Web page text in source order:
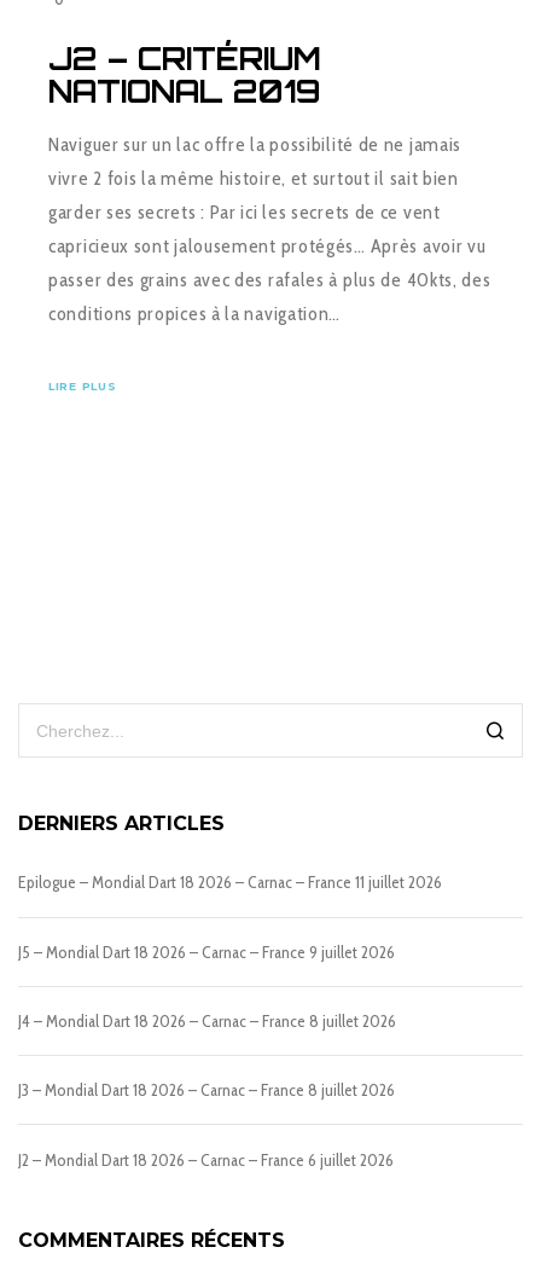
J2 – CRITÉRIUM
NATIONAL 2019
Naviguer sur un lac offre la possibilité de ne jamais
vivre 2 fois la même histoire, et surtout il sait bien
garder ses secrets : Par ici les secrets de ce vent
capricieux sont jalousement protégés… Après avoir vu
passer des grains avec des rafales à plus de 40kts, des
conditions propices à la navigation…
LIRE PLUS
DERNIERS ARTICLES
Epilogue – Mondial Dart 18 2026 – Carnac – France 11 juillet 2026
J5 – Mondial Dart 18 2026 – Carnac – France 9 juillet 2026
J4 – Mondial Dart 18 2026 – Carnac – France 8 juillet 2026
J3 – Mondial Dart 18 2026 – Carnac – France 8 juillet 2026
J2 – Mondial Dart 18 2026 – Carnac – France 6 juillet 2026
COMMENTAIRES RÉCENTS